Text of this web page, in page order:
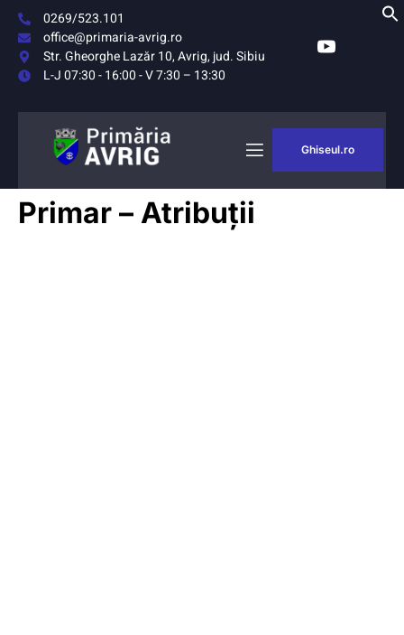
0269/523.101
office@primaria-avrig.ro
Str. Gheorghe Lazăr 10, Avrig, jud. Sibiu
L-J 07:30 - 16:00 - V 7:30 – 13:30
MONITORUL
OFICIAL LOCAL
Ghiseul.ro
Primar – Atribuții